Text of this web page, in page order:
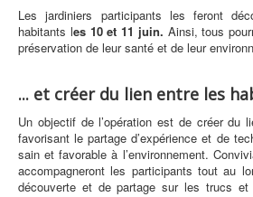
Les jardiniers participants les feront
habitants les 10 et 11 juin. Ainsi, tous
préservation de leur santé et de leur
... et créer du lien entre les
Un objectif de l’opération est de créer du
favorisant le partage d’expérience et de
sain et favorable à l’environnement.
accompagneront les participants tout au
découverte et de partage sur les trucs